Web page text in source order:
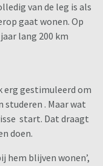
van de leg is als
gaat wonen. Op
lang 200 km
erg gestimuleerd om
studeren . Maar wat
start. Dat draagt
doen.
hem blijven wonen’,